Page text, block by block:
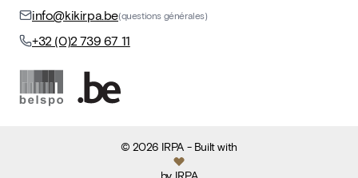
info@kikirpa.be(questions générales)
+32 (0)2 739 67 11
©2026 IRPA- Built with
by IRPA